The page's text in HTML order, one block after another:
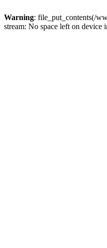
Warning: file_put_contents(/
stream: No space left on device